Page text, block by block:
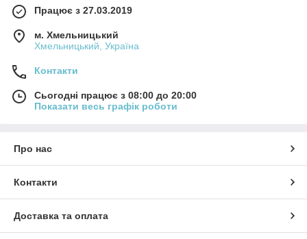
Працює з 27.03.2019
м. Хмельницький
Хмельницький, Україна
Контакти
Сьогодні працює з 08:00 до 20:00
Показати весь графік роботи
Про нас
Контакти
Доставка та оплата